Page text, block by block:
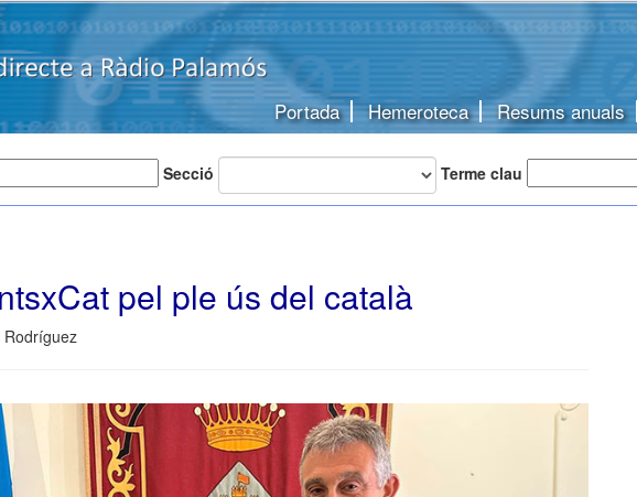
Portada Hemeroteca Resums anuals
Secció Terme clau
pel ple ús del català
Rodríguez